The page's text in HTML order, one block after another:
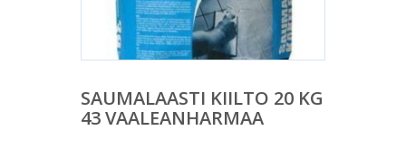
SAUMALAASTI KIILTO 20 KG
43 VAALEANHARMAA